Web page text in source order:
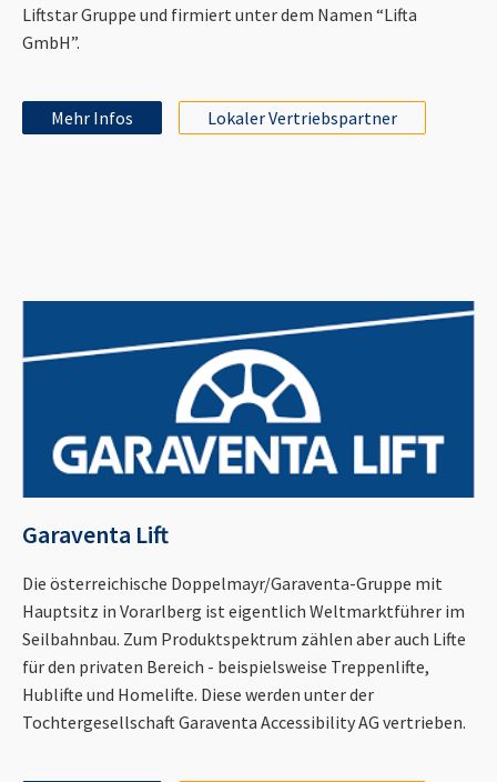
Liftstar Gruppe und firmiert unter dem Namen “Lifta
GmbH”.
Mehr Infos Lokaler Vertriebspartner
Garaventa Lift
Die österreichische Doppelmayr/Garaventa-Gruppe mit
Hauptsitz in Vorarlberg ist eigentlich Weltmarktführer im
Seilbahnbau. Zum Produktspektrum zählen aber auch Lifte
für den privaten Bereich - beispielsweise Treppenlifte,
Hublifte und Homelifte. Diese werden unter der
Tochtergesellschaft Garaventa Accessibility AG vertrieben.